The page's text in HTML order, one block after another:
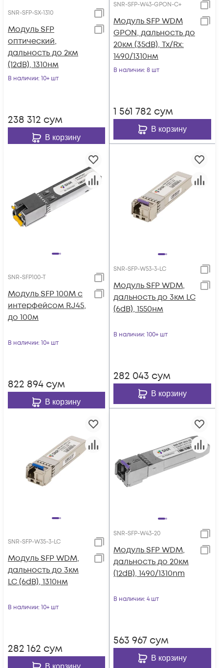
SNR-SFP-SX-1310
Модуль SFP
оптический,
дальность до 2км
(12dB), 1310нм
В наличии: 10+ шт
238 312 сум
В корзину
SNR-SFP-W43-GPON-C+
Модуль SFP WDM
GPON, дальность до
20км (35dB), Tx/Rx:
1490/1310нм
В наличии: 8 шт
1 561 782 сум
В корзину
SNR-SFP100-T
Модуль SFP 100M с
интерфейсом RJ45,
до 100м
В наличии: 10+ шт
822 894 сум
В корзину
SNR-SFP-W53-3-LC
Модуль SFP WDM,
дальность до 3км LC
(6dB), 1550нм
В наличии: 100+ шт
282 043 сум
В корзину
SNR-SFP-W35-3-LC
Модуль SFP WDM,
дальность до 3км
LC (6dB), 1310нм
В наличии: 10+ шт
282 162 сум
В корзину
SNR-SFP-W43-20
Модуль SFP WDM,
дальность до 20км
(12dB), 1490/1310nm
В наличии: 4 шт
563 967 сум
В корзину